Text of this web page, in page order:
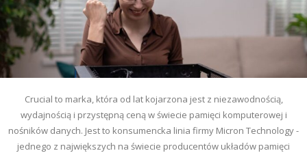
Crucial to marka, która od lat kojarzona jest z niezawodnością,
wydajnością i przystępną ceną w świecie pamięci komputerowej i
nośników danych. Jest to konsumencka linia firmy Micron Technology -
jednego z największych na świecie producentów układów pamięci